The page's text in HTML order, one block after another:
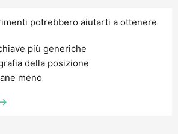
potrebbero aiutarti a ottenere
più generiche
della posizione
meno